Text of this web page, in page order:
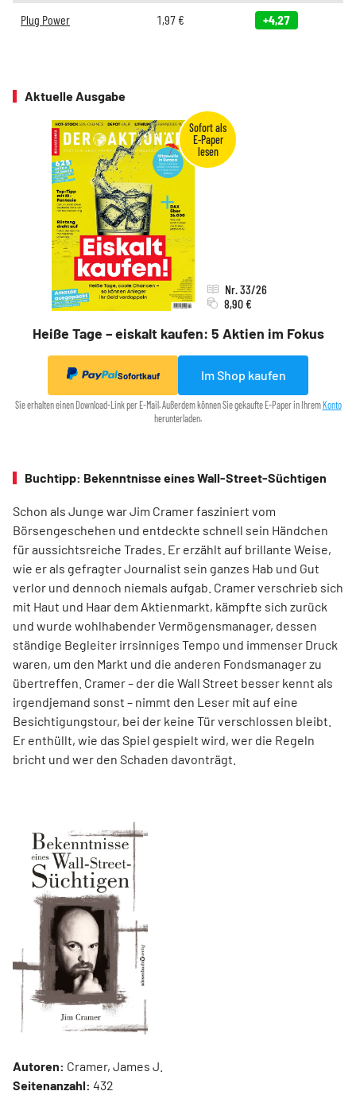
Plug Power 1,97€ +4,27
Aktuelle Ausgabe
Heiße Tage – eiskalt kaufen: 5 Aktien im Fokus
Nr. 33/26
8,90 €
Sofortkauf Im Shop kaufen
Sie erhalten einen Download-Link per E-Mail. Außerdem können Sie gekaufte E-Paper in Ihrem Konto
herunterladen.
Buchtipp: Bekenntnisse eines Wall-Street-Süchtigen
Schon als Junge war Jim Cramer fasziniert vom
Börsengeschehen und entdeckte schnell sein Händchen
für aussichtsreiche Trades. Er erzählt auf brillante Weise,
wie er als gefragter Journalist sein ganzes Hab und Gut
verlor und dennoch niemals aufgab. Cramer verschrieb sich
mit Haut und Haar dem Aktienmarkt, kämpfte sich zurück
und wurde wohlhabender Vermögensmanager, dessen
ständige Begleiter irrsinniges Tempo und immenser Druck
waren, um den Markt und die anderen Fondsmanager zu
übertreffen. Cramer – der die Wall Street besser kennt als
irgendjemand sonst – nimmt den Leser mit auf eine
Besichtigungstour, bei der keine Tür verschlossen bleibt.
Er enthüllt, wie das Spiel gespielt wird, wer die Regeln
bricht und wer den Schaden davonträgt.
Autoren: Cramer, James J.
Seitenanzahl: 432